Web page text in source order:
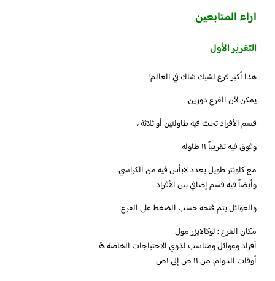
اراء المتابعين
التقرير الأول
هذا أكبر فرع لشيك شاك في العالم!
يمكن لأن الفرع دورين.
قسم الأفراد تحت فيه طاولتين أو ثلاثة ،
وفوق فيه تقريباً ١١ طاوله
مع كاونتر طويل بعدد لابأس فيه من الكراسي.
وأيضاً فيه قسم إضافي بين الأفراد
والعوائل يتم فتحه حسب الضغط على الفرع.
مكان الفرع : لوكالايزر مول
أفراد وعوائل ومناسب لذوي الاحتباجات الخاصة ♿️
أوقات الدوام: من ١١ ص إلى ١ص